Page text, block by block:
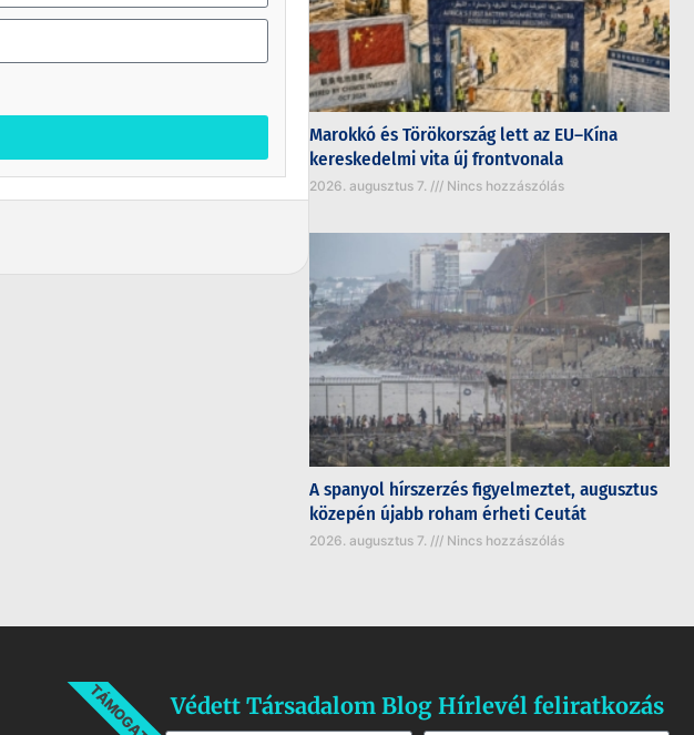
Marokkó és Törökország lett az EU–Kína
kereskedelmi vita új frontvonala
2026. augusztus 7. Nincs hozzászólás
A spanyol hírszerzés figyelmeztet, augusztus
közepén újabb roham érheti Ceutát
2026. augusztus 7. Nincs hozzászólás
Védett Társadalom Blog Hírlevél feliratkozás